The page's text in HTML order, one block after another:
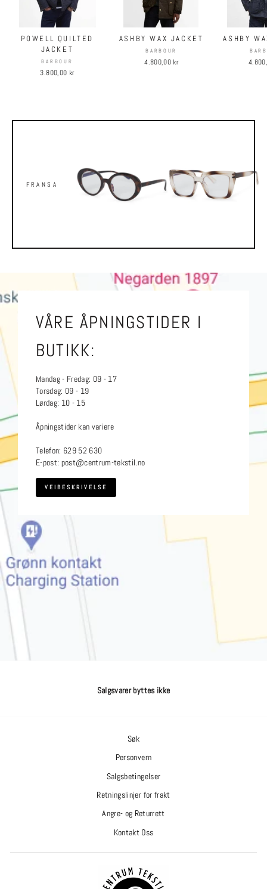
POWELL QUILTED
JACKET
BARBOUR
3.800,00 kr
ASHBY WAX JACKET
BARBOUR
4.800,00 kr
ASHBY
FRANSA
VÅRE ÅPNINGSTIDER I
BUTIKK:
Mandag - Fredag: 09 - 17
Torsdag: 09 - 19
Lørdag: 10 - 15
Åpningstider kan variere
Telefon: 629 52 630
E-post: post@centrum-tekstil.no
VEIBESKRIVELSE
Salgsvarer byttes ikke
Søk
Personvern
Salgsbetingelser
Retningslinjer for frakt
Angre- og Returrett
Kontakt Oss